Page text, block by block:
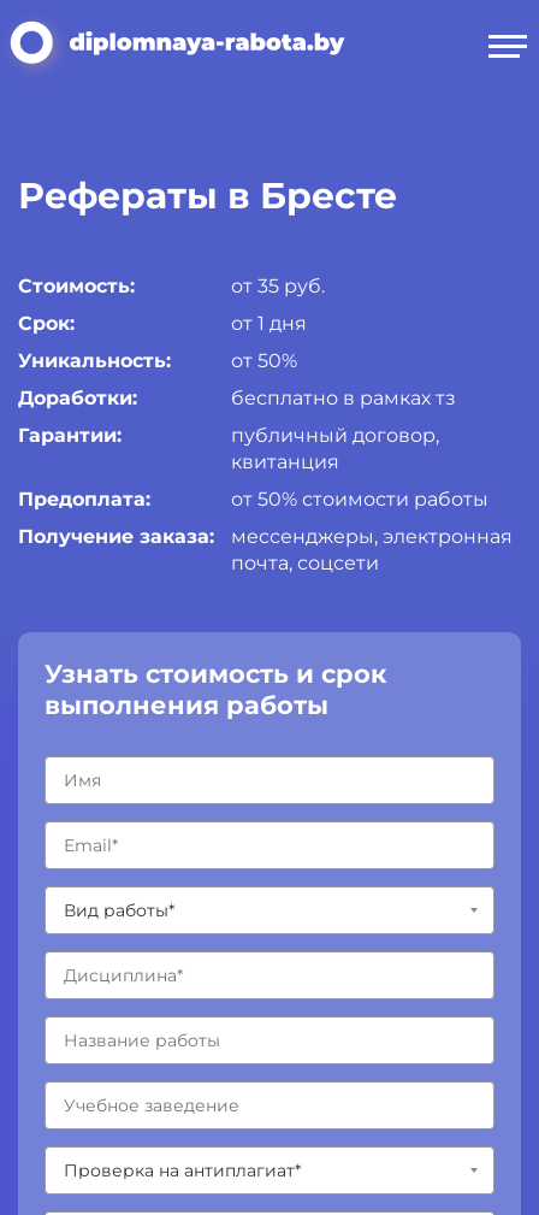
Рефераты в Бресте
Стоимость:
от 35 руб.
Срок:
от 1 дня
Уникальность:
от 50%
Доработки:
бесплатно в рамках тз
Гарантии:
публичный договор,
квитанция
Предоплата:
от 50% стоимости работы
Получение заказа:
мессенджеры, электронная
почта, соцсети
Узнать стоимость и срок
выполнения работы